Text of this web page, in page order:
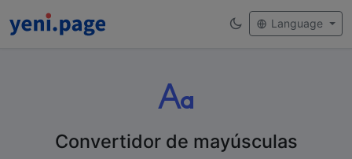
Language
Convertidor de mayúsculas